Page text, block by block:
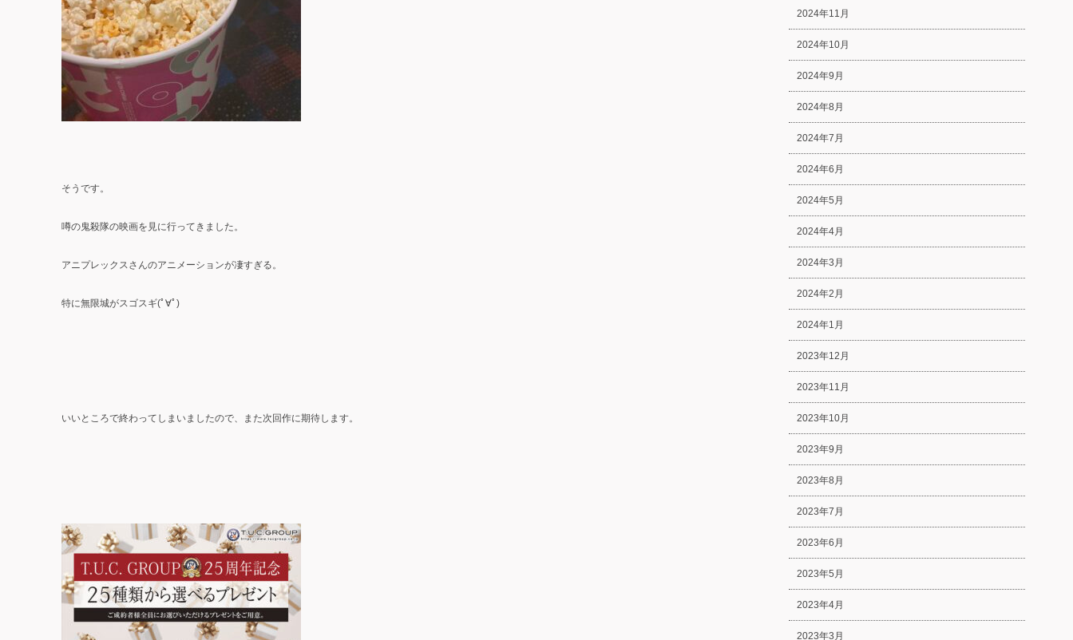
そうです。
噂の鬼殺隊の映画を見に行ってきました。
アニプレックスさんのアニメーションが凄すぎる。
特に無限城がスゴスギ(ﾟ∀ﾟ)
いいところで終わってしまいましたので、また次回作に期待します。
2024年11月
2024年10月
2024年9月
2024年8月
2024年7月
2024年6月
2024年5月
2024年4月
2024年3月
2024年2月
2024年1月
2023年12月
2023年11月
2023年10月
2023年9月
2023年8月
2023年7月
2023年6月
2023年5月
2023年4月
2023年3月